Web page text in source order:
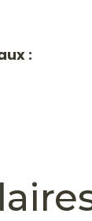
: